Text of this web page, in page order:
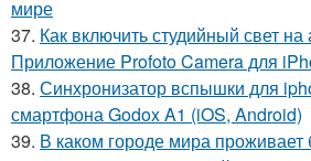
мире
37. Как включить студийный свет
Приложение Profoto Camera для
38. Синхронизатор вспышки для
смартфона Godox A1 (iOS, Android)
39. В каком городе мира проживает